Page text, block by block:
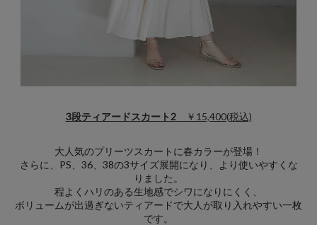
3段ティアードスカート2￥15,400(税込)
大人気のプリーツスカートに春カラーが登場！
さらに、PS、36、38の3サイズ展開になり、より使いやすくな
りました。
程よくハリのある生地感でシワになりにくく、
ボリュームが出過ぎないティアードで大人が取り入れやすい一枚
です。